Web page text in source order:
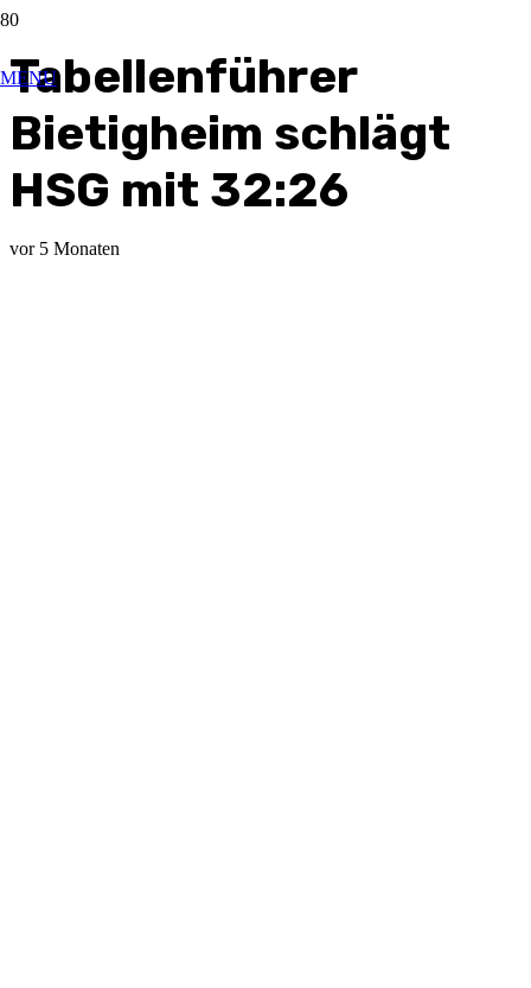
MENU
Tabellenführer
Bietigheim schlägt
HSG mit 32:26
vor 5 Monaten